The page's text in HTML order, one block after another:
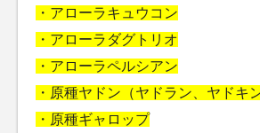
・アローラキュウコン
・アローラダグトリオ
・アローラペルシアン
・原種ヤドン（ヤドラン、ヤドキ
・原種ギャロップ